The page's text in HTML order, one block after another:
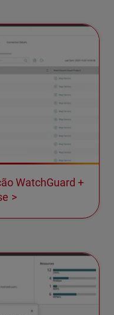
WatchGuard +